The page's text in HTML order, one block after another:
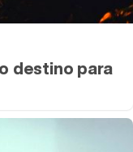
destino para